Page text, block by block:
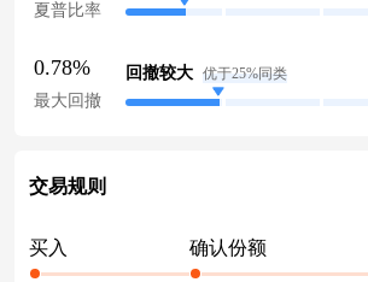
夏普比率
0.78%
最大回撤
回撤较大 优于25%同类
交易规则
买入 确认份额